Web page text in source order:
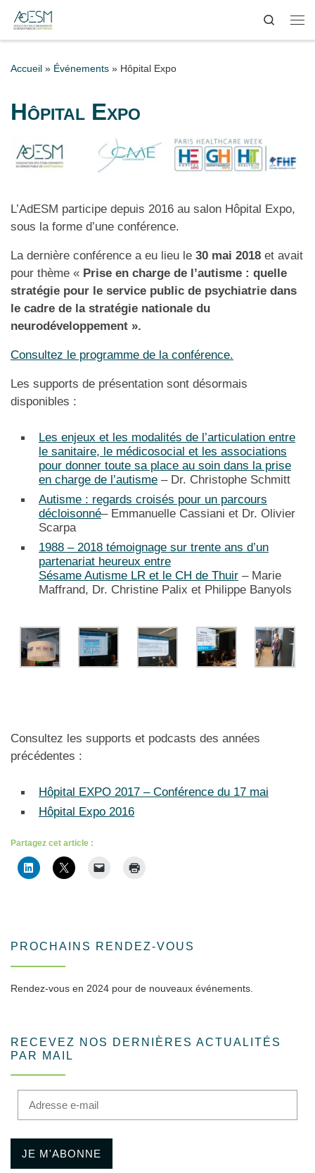
Passer au contenu
Search
Accueil » Événements » Hôpital Expo
Hôpital Expo
L’AdESM participe depuis 2016 au salon Hôpital Expo,
sous la forme d’une conférence.
La dernière conférence a eu lieu le 30 mai 2018 et avait
pour thème « Prise en charge de l’autisme : quelle
stratégie pour le service public de psychiatrie dans
le cadre de la stratégie nationale du
neurodéveloppement ».
Consultez le programme de la conférence.
Les supports de présentation sont désormais
disponibles :
Les enjeux et les modalités de l’articulation entre
le sanitaire, le médicosocial et les associations
pour donner toute sa place au soin dans la prise
en charge de l’autisme – Dr. Christophe Schmitt
Autisme : regards croisés pour un parcours
décloisonné– Emmanuelle Cassiani et Dr. Olivier
Scarpa
1988 – 2018 témoignage sur trente ans d’un
partenariat heureux entre
Sésame Autisme LR et le CH de Thuir – Marie
Maffrand, Dr. Christine Palix et Philippe Banyols
Consultez les supports et podcasts des années
précédentes :
Hôpital EXPO 2017 – Conférence du 17 mai
Hôpital Expo 2016
Partagez cet article :
PROCHAINS RENDEZ-VOUS
Rendez-vous en 2024 pour de nouveaux événements.
RECEVEZ NOS DERNIÈRES ACTUALITÉS
PAR MAIL
JE M'ABONNE